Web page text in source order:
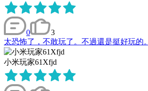
0
3
太恐怖了，不敢玩了。不過還是挺好玩的。
小米玩家61Xfjd